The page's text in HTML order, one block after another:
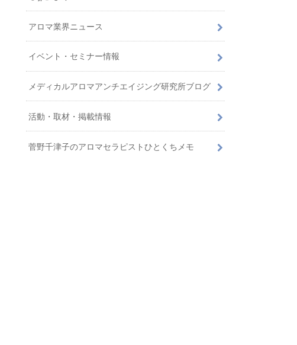
アロマ業界ニュース
イベント・セミナー情報
メディカルアロマアンチエイジング研究所ブログ
活動・取材・掲載情報
菅野千津子のアロマセラピストひとくちメモ